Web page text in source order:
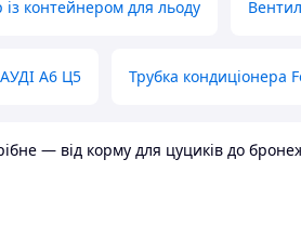
контейнером для льоду
А6 Ц5 Трубка кондиціонера
— від корму для цуциків до